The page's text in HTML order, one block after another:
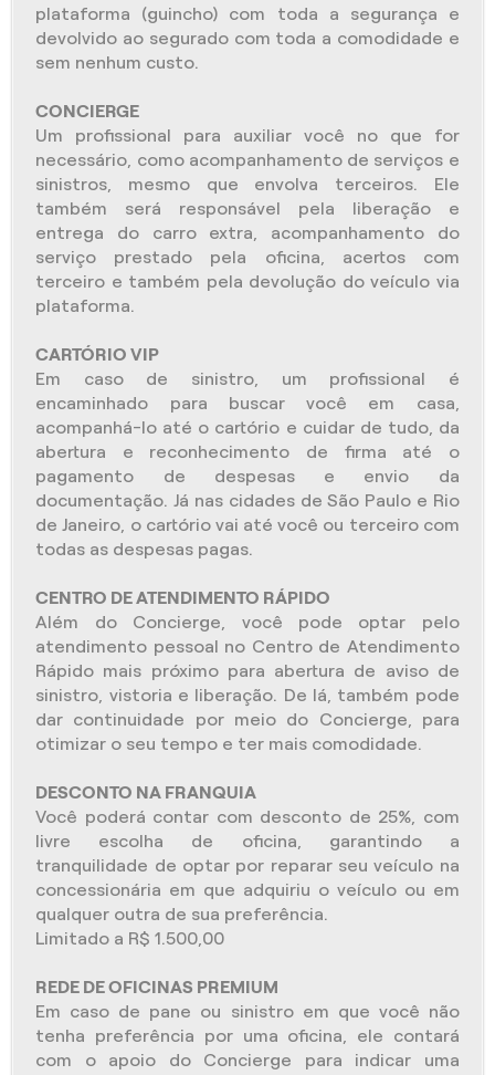
plataforma (guincho) com toda a segurança e
devolvido ao segurado com toda a comodidade e
sem nenhum custo.
CONCIERGE
Um profissional para auxiliar você no que for
necessário, como acompanhamento de serviços e
sinistros, mesmo que envolva terceiros. Ele
também será responsável pela liberação e
entrega do carro extra, acompanhamento do
serviço prestado pela oficina, acertos com
terceiro e também pela devolução do veículo via
plataforma.
CARTÓRIO VIP
Em caso de sinistro, um profissional é
encaminhado para buscar você em casa,
acompanhá-lo até o cartório e cuidar de tudo, da
abertura e reconhecimento de firma até o
pagamento de despesas e envio da
documentação. Já nas cidades de São Paulo e Rio
de Janeiro, o cartório vai até você ou terceiro com
todas as despesas pagas.
CENTRO DE ATENDIMENTO RÁPIDO
Além do Concierge, você pode optar pelo
atendimento pessoal no Centro de Atendimento
Rápido mais próximo para abertura de aviso de
sinistro, vistoria e liberação. De lá, também pode
dar continuidade por meio do Concierge, para
otimizar o seu tempo e ter mais comodidade.
DESCONTO NA FRANQUIA
Você poderá contar com desconto de 25%, com
livre escolha de oficina, garantindo a
tranquilidade de optar por reparar seu veículo na
concessionária em que adquiriu o veículo ou em
qualquer outra de sua preferência.
Limitado a R$ 1.500,00
REDE DE OFICINAS PREMIUM
Em caso de pane ou sinistro em que você não
tenha preferência por uma oficina, ele contará
com o apoio do Concierge para indicar uma